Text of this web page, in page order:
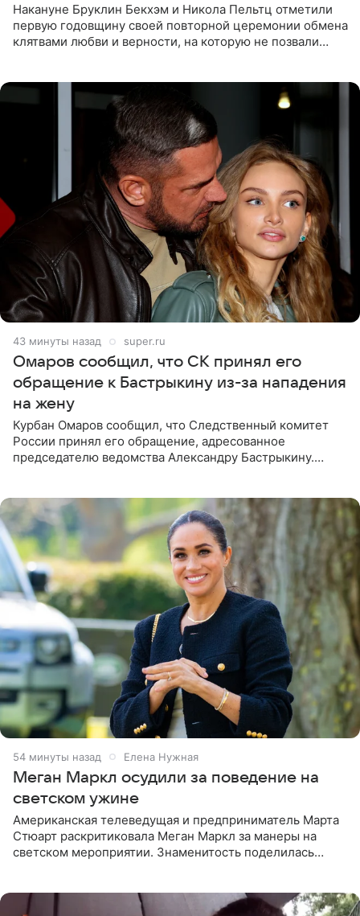
Накануне Бруклин Бекхэм и Никола Пельтц отметили
первую годовщину своей повторной церемонии обмена
клятвами любви и верности, на которую не позвали
43 минуты назад super.ru
Омаров сообщил, что СК принял его
обращение к Бастрыкину из-за нападения
на жену
Курбан Омаров сообщил, что Следственный комитет
России принял его обращение, адресованное
председателю ведомства Александру Бастрыкину.
54 минуты назад Елена Нужная
Меган Маркл осудили за поведение на
светском ужине
Американская телеведущая и предприниматель Марта
Стюарт раскритиковала Меган Маркл за манеры на
светском мероприятии. Знаменитость поделилась